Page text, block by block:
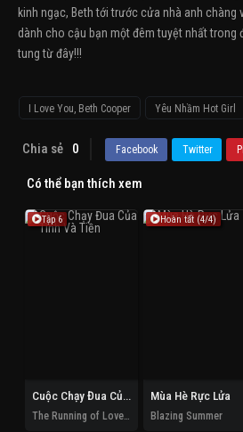
kinh ngạc, Beth tới trước cửa nhà anh chàng
dành cho cậu bạn một đêm tuyệt nhất trong
tung từ đây!!!
I Love You, Beth Cooper Yêu Nhầm Hot Girl
Chia sẻ 0 Facebook Twitter
Có thể bạn thích xem
Tập 6
Cuộc Chạy Đua Của Tình Và Tiền
Hoàn tất (4/4)
Mùa Hè Rực Lửa
Blazing Summer